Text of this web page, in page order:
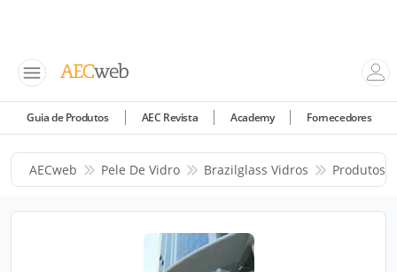
Guia de Produtos AEC Revista Academy Fornecedores
AECweb Pele De Vidro Brazilglass Vidros Produtos